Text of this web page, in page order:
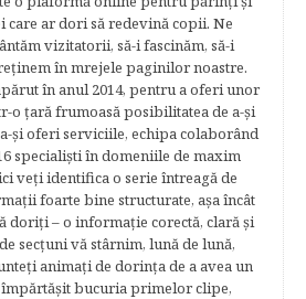
care ar dori să redevină copii. Ne
vizitatorii, să-i fascinăm, să-i
în mrejele paginilor noastre.​
în anul 2014, pentru a oferi unor
o ţară frumoasă posibilitatea de a-şi
şi oferi serviciile, echipa colaborând
specialişti în domeniile de maxim
veţi identifica o serie întreagă de
foarte bine structurate, aşa încât
doriţi – o informaţie corectă, clară şi
secțuni vă stârnim, lună de lună,
animaţi de dorinţa de a avea un
bucuria primelor clipe,